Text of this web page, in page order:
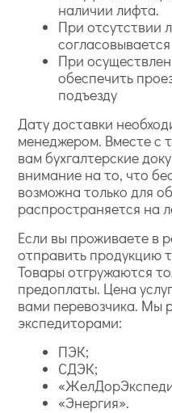
наличии лифта.
При отсутствии
При
обеспечить
подъезду
Дату доставки
менеджером. Вместе с
вам бухгалтерские
внимание на то, что
возможна только для
распространяется на
Если вы проживаете в
отправить продукцию
Товары отгружаются
предоплаты. Цена
вами перевозчика. Мы
экспедиторами:
ПЭК;
СДЭК;
«Энергия».